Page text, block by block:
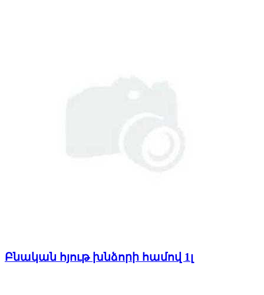
Բնական հյութ խնձորի համով 1լ